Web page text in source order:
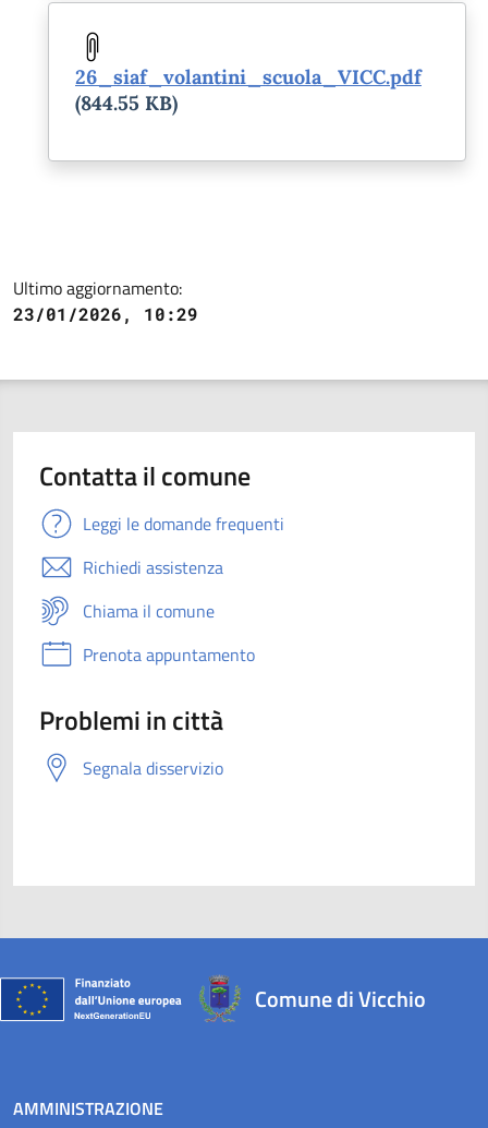
26_siaf_volantini_scuola_VICC.pdf
(844.55 KB)
Ultimo aggiornamento:
23/01/2026, 10:29
Contatta il comune
Leggi le domande frequenti
Richiedi assistenza
Chiama il comune
Prenota appuntamento
Problemi in città
Segnala disservizio
Comune di Vicchio
AMMINISTRAZIONE